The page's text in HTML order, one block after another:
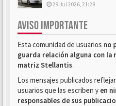
29 Jul 2026, 21:28
AVISO IMPORTANTE
Esta comunidad de usuarios no
guarda relación alguna con la
matriz Stellantis.
Los mensajes publicados
usuarios que las escriben y en
responsables de sus